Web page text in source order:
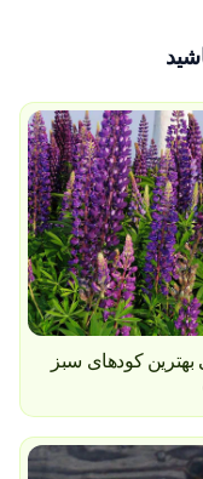
کودهای سبز